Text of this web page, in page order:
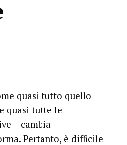
quasi tutto quello
quasi tutte le
– cambia
Pertanto, è difficile